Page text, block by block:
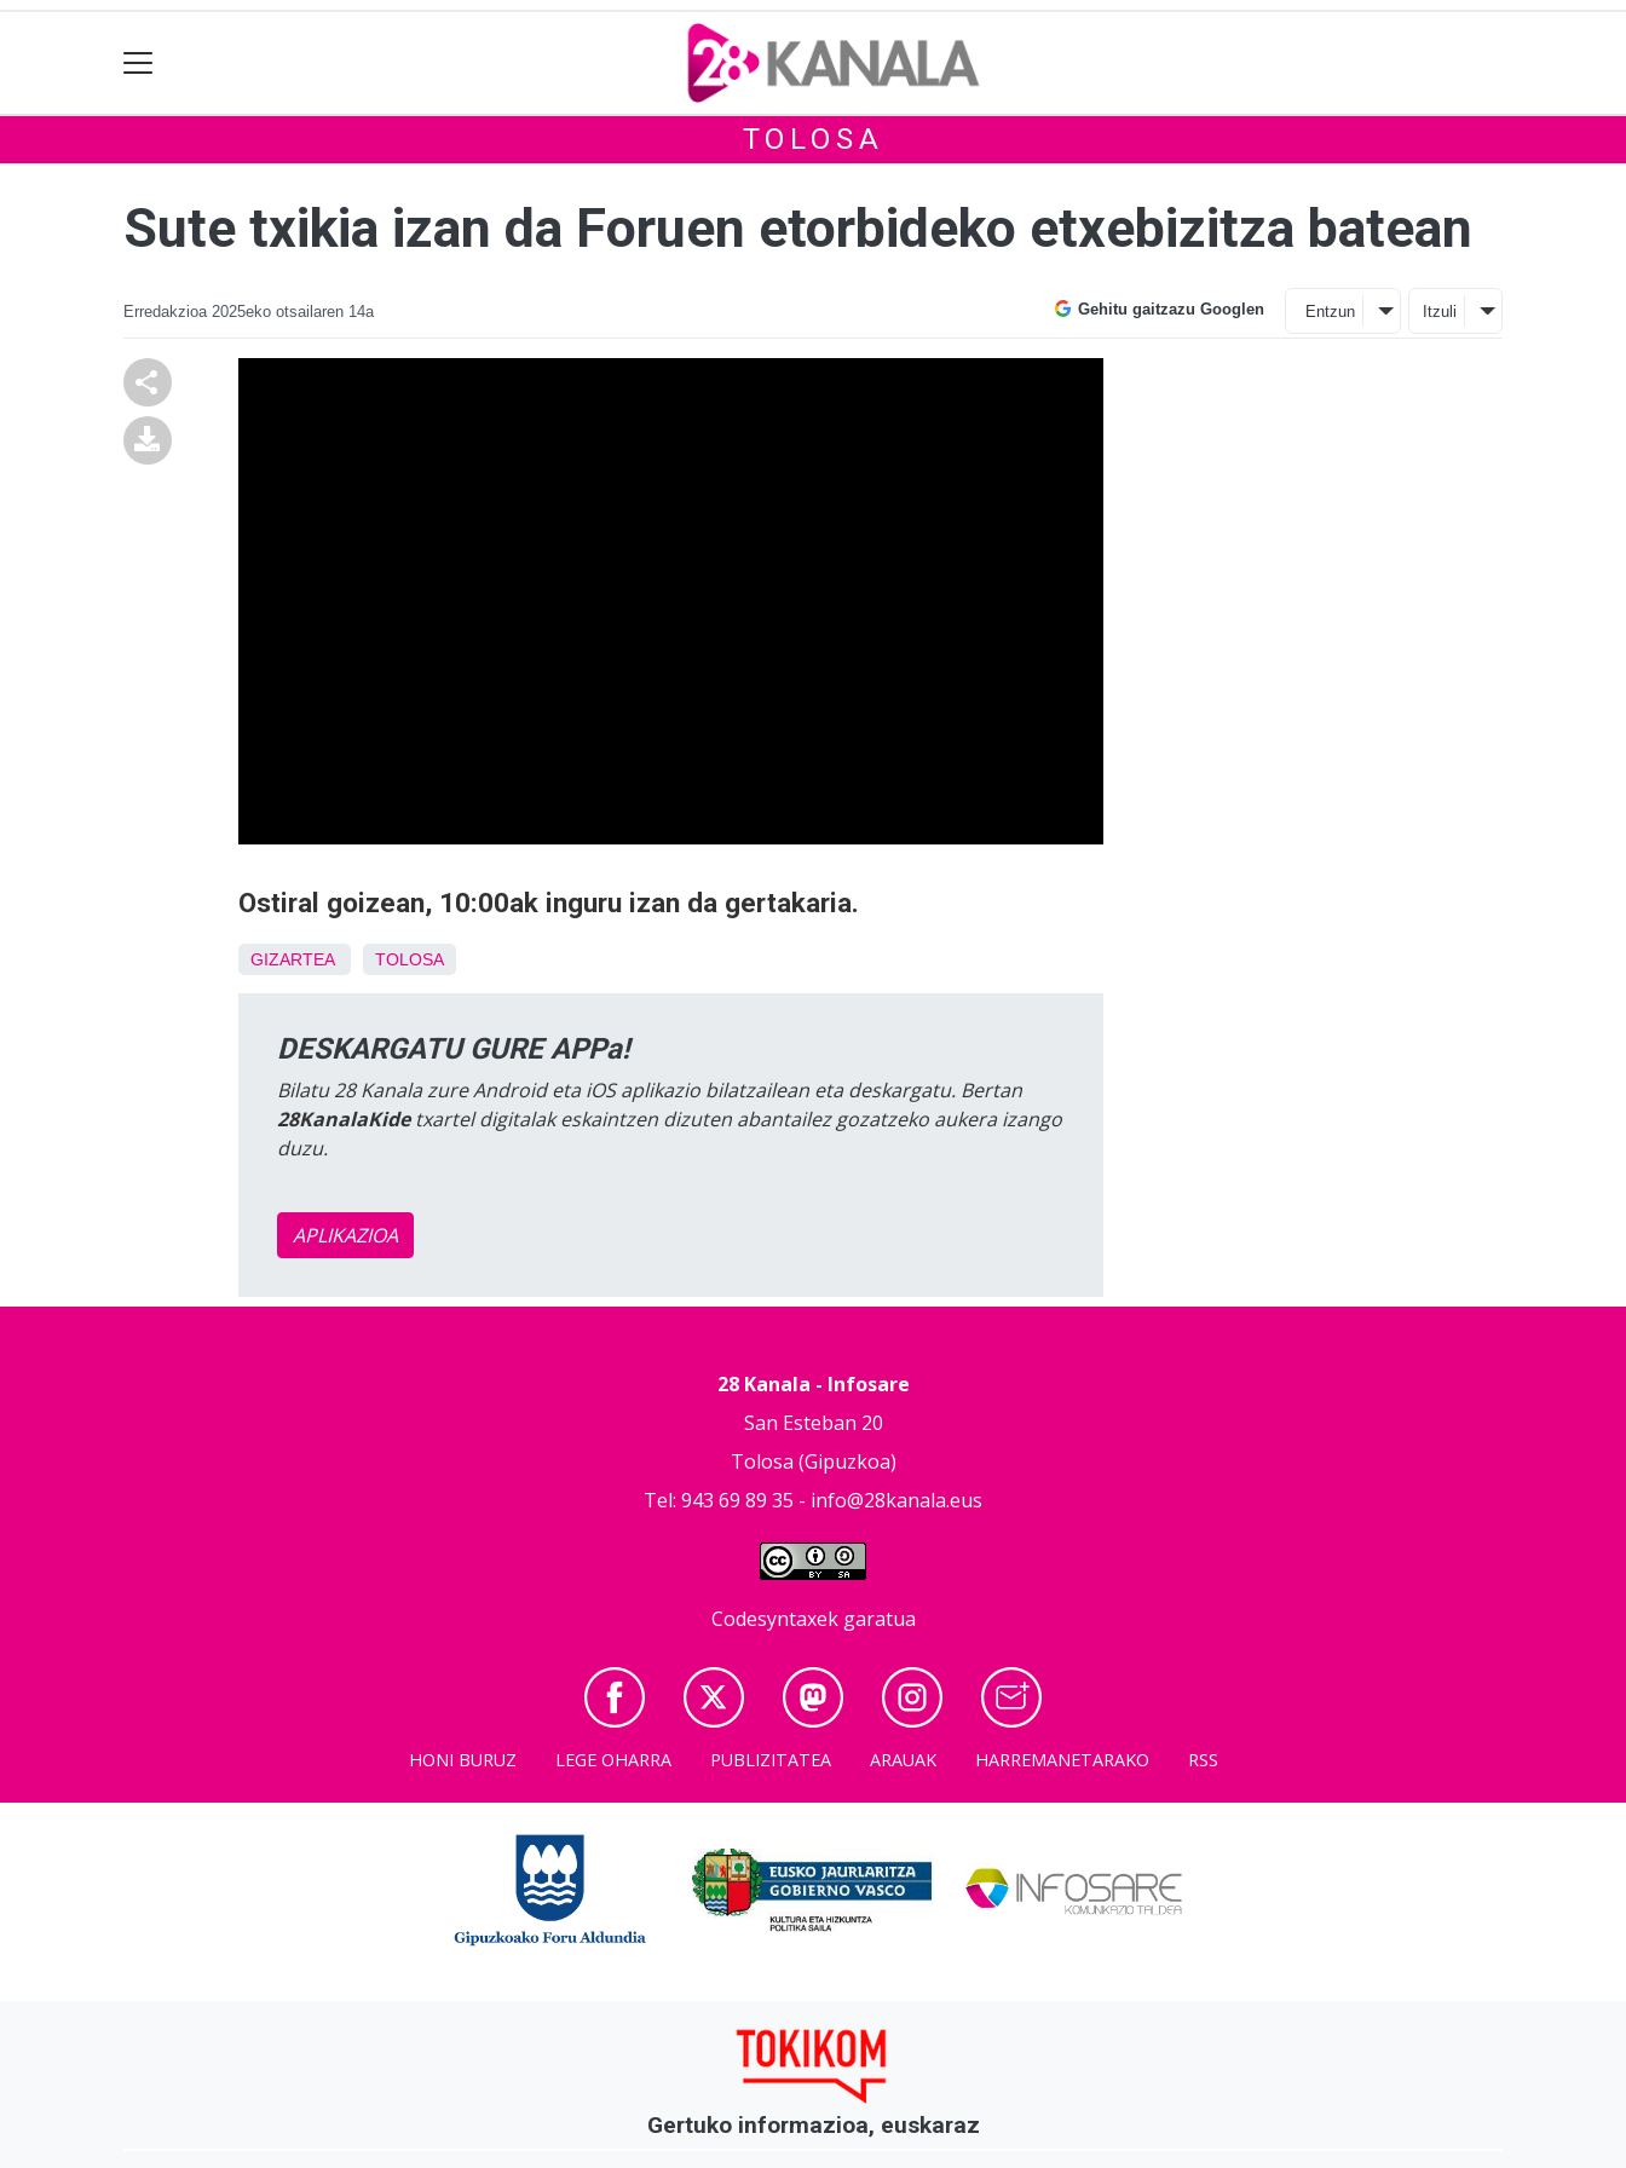
TOLOSA
Sute txikia izan da Foruen etorbideko etxebizitza batean
Erredakzioa 2025eko otsailaren 14a Gehitu gaitzazu Googlen Entzun Itzuli
Ostiral goizean, 10:00ak inguru izan da gertakaria.
GIZARTEA TOLOSA
DESKARGATU GURE APPa!
Bilatu 28 Kanala zure Android eta iOS aplikazio bilatzailean eta deskargatu. Bertan
28KanalaKidetxartel digitalak eskaintzen dizuten abantailez gozatzeko aukera izango
duzu.
APLIKAZIOA
28 Kanala - Infosare
San Esteban 20
Tolosa (Gipuzkoa)
Tel: 943 69 89 35 - info@28kanala.eus
Codesyntaxek garatua
HONI BURUZ LEGE OHARRA PUBLIZITATEA ARAUAK HARREMANETARAKO RSS
Gertuko informazioa, euskaraz